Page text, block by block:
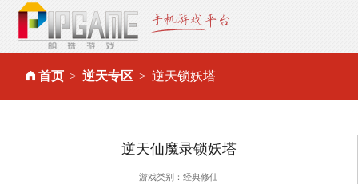
首页 逆天专区 逆天锁妖塔
逆天仙魔录锁妖塔
游戏类别：经典修仙